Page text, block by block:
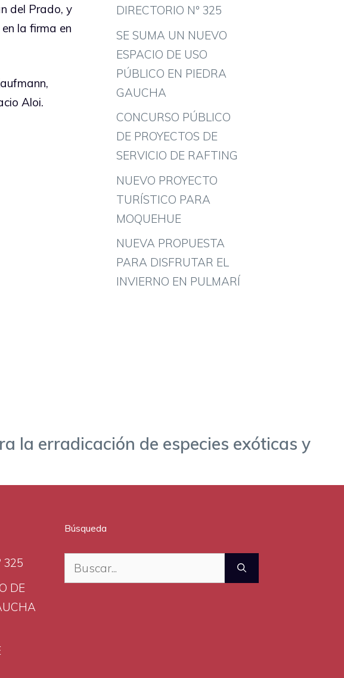
del Prado, y
la firma en
Aloi.
DIRECTORIO Nº 325
SE SUMA UN NUEVO
ESPACIO DE USO
PÚBLICO EN PIEDRA
GAUCHA
CONCURSO PÚBLICO
DE PROYECTOS DE
SERVICIO DE RAFTING
NUEVO PROYECTO
TURÍSTICO PARA
MOQUEHUE
NUEVA PROPUESTA
PARA DISFRUTAR EL
INVIERNO EN PULMARÍ
la erradicación de especies exóticas y
325
DE
Búsqueda
Buscar: